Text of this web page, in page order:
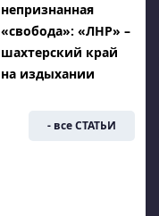
непризнанная
«свобода»: «ЛНР» –
шахтерский край
на издыхании
- все СТАТЬИ